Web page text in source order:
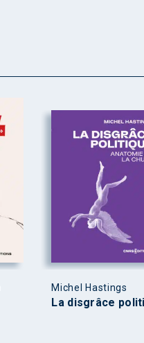
Michel Hastings
La disgrâce